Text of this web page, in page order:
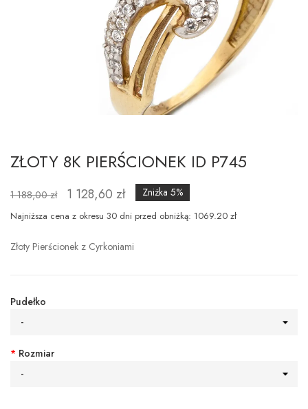
ZŁOTY 8K PIERŚCIONEK ID P745
1 188,00 zł 1 128,60 zł Zniżka 5%
Najniższa cena z okresu 30 dni przed obniżką: 1069.20 zł
Złoty Pierścionek z Cyrkoniami
Pudełko
-
* Rozmiar
-